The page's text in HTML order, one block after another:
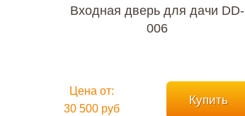
Входная дверь для дачи DD-
006
Цена от:
30 500 руб
Купить